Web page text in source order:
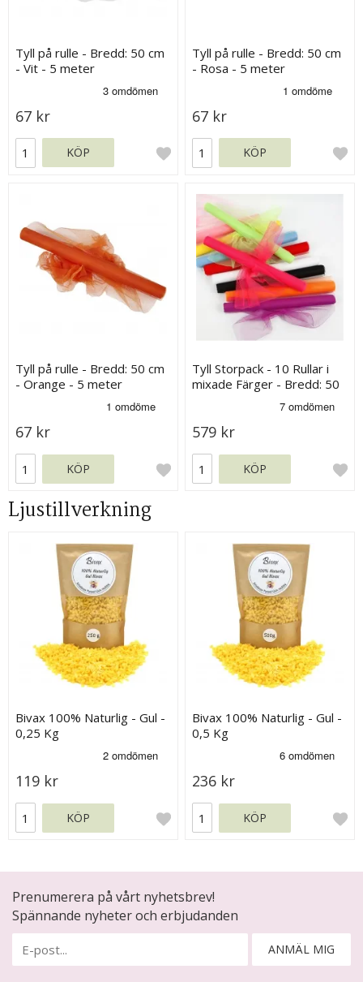
Tyll på rulle - Bredd: 50 cm
- Vit - 5 meter
67 kr
KÖP
Tyll på rulle - Bredd: 50 cm
- Rosa - 5 meter
67 kr
KÖP
Tyll på rulle - Bredd: 50 cm
- Orange - 5 meter
67 kr
KÖP
Tyll Storpack - 10 Rullar i
mixade Färger - Bredd: 50
579 kr
KÖP
Ljustillverkning
Bivax 100% Naturlig - Gul -
0,25 Kg
119 kr
KÖP
Bivax 100% Naturlig - Gul -
0,5 Kg
236 kr
KÖP
Prenumerera på vårt nyhetsbrev!
Spännande nyheter och erbjudanden
ANMÄL MIG